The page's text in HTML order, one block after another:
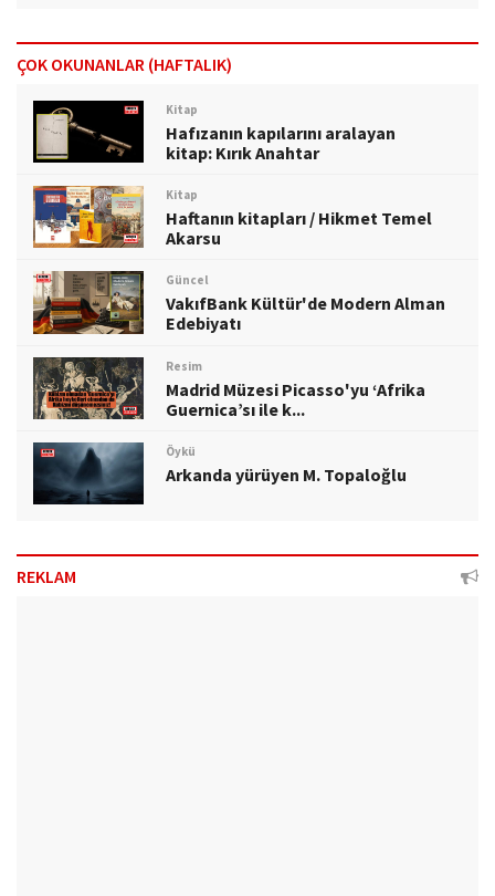
ÇOK OKUNANLAR (HAFTALIK)
Kitap
Hafızanın kapılarını aralayan
kitap: Kırık Anahtar
Kitap
Haftanın kitapları / Hikmet Temel
Akarsu
Güncel
VakıfBank Kültür'de Modern Alman
Edebiyatı
Resim
Madrid Müzesi Picasso'yu ‘Afrika
Guernica’sı ile k...
Öykü
Arkanda yürüyen M. Topaloğlu
REKLAM